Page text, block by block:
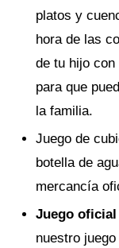
platos y
hora de las
de tu hijo
para que
la familia.
Juego de
botella de
mercancía
Juego oficial
nuestro